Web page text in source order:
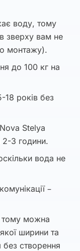
воду, тому
зверху вам не
монтажу).
до 100 кг на
18 років без
Stelya
2-3 години.
вода не
–
тому можна
ширини та
створення